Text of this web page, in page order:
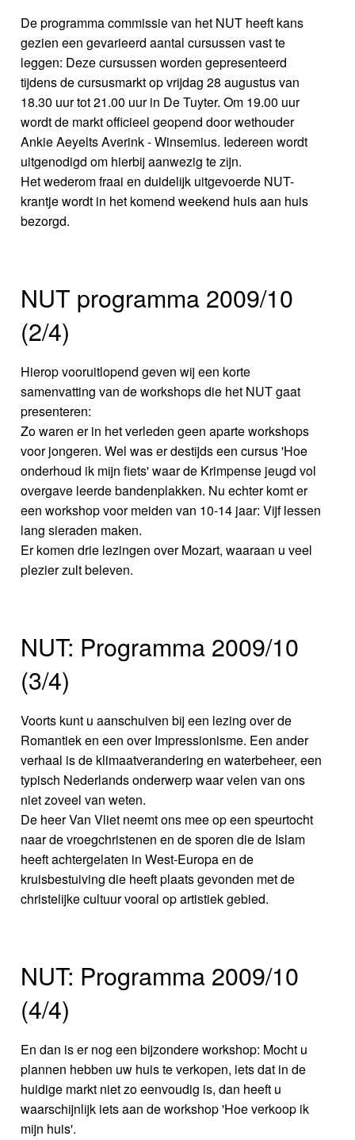
De programma commissie van het NUT heeft kans
gezien een gevarieerd aantal cursussen vast te
leggen: Deze cursussen worden gepresenteerd
tijdens de cursusmarkt op vrijdag 28 augustus van
18.30 uur tot 21.00 uur in De Tuyter. Om 19.00 uur
wordt de markt officieel geopend door wethouder
Ankie Aeyelts Averink - Winsemius. Iedereen wordt
uitgenodigd om hierbij aanwezig te zijn.
Het wederom fraai en duidelijk uitgevoerde NUT-
krantje wordt in het komend weekend huis aan huis
bezorgd.
NUT programma 2009/10
(2/4)
Hierop vooruitlopend geven wij een korte
samenvatting van de workshops die het NUT gaat
presenteren:
Zo waren er in het verleden geen aparte workshops
voor jongeren. Wel was er destijds een cursus 'Hoe
onderhoud ik mijn fiets' waar de Krimpense jeugd vol
overgave leerde bandenplakken. Nu echter komt er
een workshop voor meiden van 10-14 jaar: Vijf lessen
lang sieraden maken.
Er komen drie lezingen over Mozart, waaraan u veel
plezier zult beleven.
NUT: Programma 2009/10
(3/4)
Voorts kunt u aanschuiven bij een lezing over de
Romantiek en een over Impressionisme. Een ander
verhaal is de klimaatverandering en waterbeheer, een
typisch Nederlands onderwerp waar velen van ons
niet zoveel van weten.
De heer Van Vliet neemt ons mee op een speurtocht
naar de vroegchristenen en de sporen die de Islam
heeft achtergelaten in West-Europa en de
kruisbestuiving die heeft plaats gevonden met de
christelijke cultuur vooral op artistiek gebied.
NUT: Programma 2009/10
(4/4)
En dan is er nog een bijzondere workshop: Mocht u
plannen hebben uw huis te verkopen, iets dat in de
huidige markt niet zo eenvoudig is, dan heeft u
waarschijnlijk iets aan de workshop 'Hoe verkoop ik
mijn huis'.